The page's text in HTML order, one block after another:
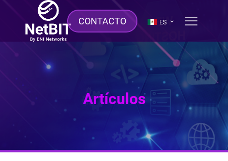
CONTACTO ES
Artículos